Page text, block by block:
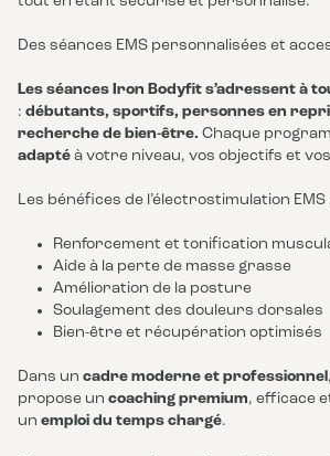
Des séances EMS personnalisées et
Les séances Iron Bodyfit s’adressent à
: débutants, sportifs, personnes en
recherche de bien-être. Chaque
adapté à votre niveau, vos objectifs et
Les bénéfices de l’électrostimulation EMS
Renforcement et tonification
Aide à la perte de masse grasse
Amélioration de la posture
Soulagement des douleurs dorsales
Bien-être et récupération optimisés
Dans un cadre moderne et professionnel
propose un coaching premium, efficace
un emploi du temps chargé.